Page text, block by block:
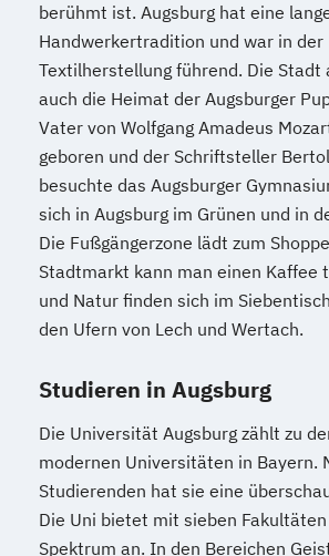
berühmt ist. Augsburg hat eine
Handwerkertradition und war in der
Textilherstellung führend. Die Stadt
auch die Heimat der Augsburger
Vater von Wolfgang Amadeus
geboren und der Schriftsteller
besuchte das Augsburger
sich in Augsburg im Grünen und in
Die Fußgängerzone lädt zum
Stadtmarkt kann man einen Kaffee
und Natur finden sich im
den Ufern von Lech und Wertach.
Studieren in Augsburg
Die Universität Augsburg zählt zu
modernen Universitäten in Bayern.
Studierenden hat sie eine
Die Uni bietet mit sieben
Spektrum an. In den Bereichen